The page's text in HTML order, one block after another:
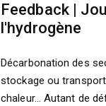
Feedback |
l'hydrogène
Décarbonation des
stockage ou
chaleur… Autant de